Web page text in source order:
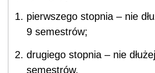
pierwszego stopnia – nie
9 semestrów;
drugiego stopnia – nie
semestrów.